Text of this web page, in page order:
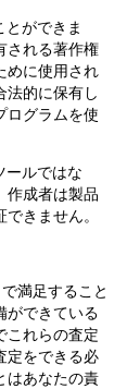
ができま
される著作権
めに使用され
法的に保有し
ログラムを使
ールではな
作成者は製品
きません。
満足すること
ができている
これらの査定
定をできる必
はあなたの責